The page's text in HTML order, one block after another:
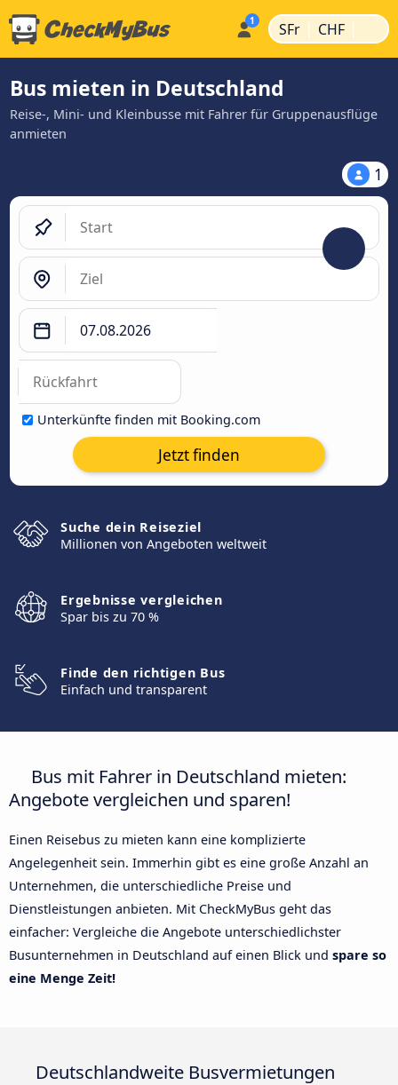
SFr | CHF |
Bus mieten in Deutschland
Reise-, Mini- und Kleinbusse mit Fahrer für Gruppenausflüge
anmieten
1
Unterkünfte finden mit Booking.com
Jetzt finden
Suche dein Reiseziel
Millionen von Angeboten weltweit
Ergebnisse vergleichen
Spar bis zu 70 %
Finde den richtigen Bus
Einfach und transparent
Bus mit Fahrer in Deutschland mieten:
Angebote vergleichen und sparen!
Einen Reisebus zu mieten kann eine komplizierte
Angelegenheit sein. Immerhin gibt es eine große Anzahl an
Unternehmen, die unterschiedliche Preise und
Dienstleistungen anbieten. Mit CheckMyBus geht das
einfacher: Vergleiche die Angebote unterschiedlichster
Busunternehmen in Deutschland auf einen Blick und spare so
eine Menge Zeit!
Deutschlandweite Busvermietungen